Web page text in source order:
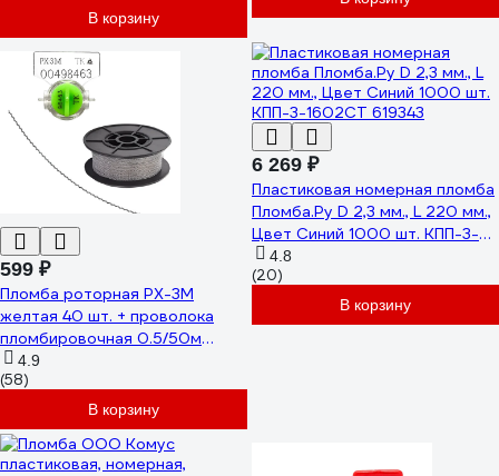
штук 0127 D2В корзину
599 ₽
Пломба роторная РХ-3М
желтая 40 шт. + проволока
пломбировочная 0.5/50м
нержавейка ТПК Технологии
Контроля 24272
4.9
(58)
В корзину
6 269 ₽
Пластиковая номерная пломба
Пломба.Ру D 2,3 мм., L 220 мм.,
Цвет Синий 1000 шт. КПП-3-
1602СТ 619343
4.8
(20)
В корзину